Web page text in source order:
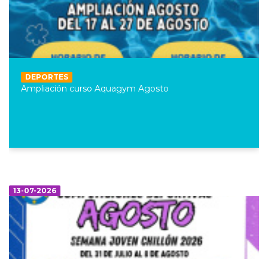
DEPORTES
Ampliación curso Aquagym Agosto
13-07-2026